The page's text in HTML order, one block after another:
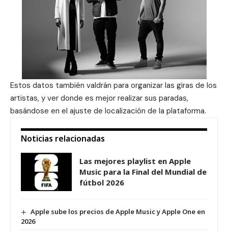
Estos datos también valdrán para organizar las giras de los
artistas, y ver donde es mejor realizar sus paradas,
basándose en el ajuste de localización de la plataforma.
Noticias relacionadas
Las mejores playlist en Apple
Music para la Final del Mundial de
fútbol 2026
Apple sube los precios de Apple Music y Apple One en
2026